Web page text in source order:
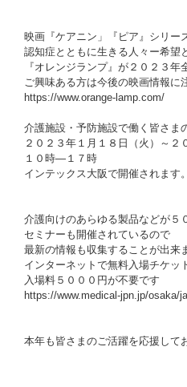
映画『ケアニン」『ピア』シリー
認知症とともに生きる人々ー希望
『オレンジランプ』が２０２３年
ご興味ある方は今後の映画情報に
https://www.orange-lamp.com/
介護施設・予防施設で働く皆さま
２０２３年１月１８日（火）～２
１０時―１７時
インテックス大阪で開催されます。
介護向けのあらゆる製品などが５
セミナーも開催されているので
最新の情報も収集することが出来
インターネットで無料入場チケッ
入場料５０００円が不要です
https://www.medical-jpn.jp/osaka/
本年も皆さまのご活躍を応援して